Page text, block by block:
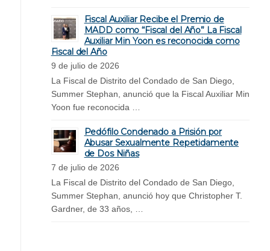
Fiscal Auxiliar Recibe el Premio de
MADD como “Fiscal del Año” La Fiscal
Auxiliar Min Yoon es reconocida como
Fiscal del Año
9 de julio de 2026
La Fiscal de Distrito del Condado de San Diego,
Summer Stephan, anunció que la Fiscal Auxiliar Min
Yoon fue reconocida …
Pedófilo Condenado a Prisión por
Abusar Sexualmente Repetidamente
de Dos Niñas
7 de julio de 2026
La Fiscal de Distrito del Condado de San Diego,
Summer Stephan, anunció hoy que Christopher T.
Gardner, de 33 años, …